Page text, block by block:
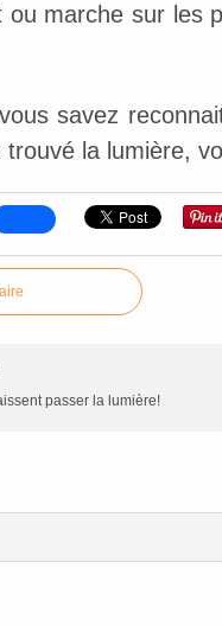
ou marche sur les
savez
la lumière,
passer la lumière!